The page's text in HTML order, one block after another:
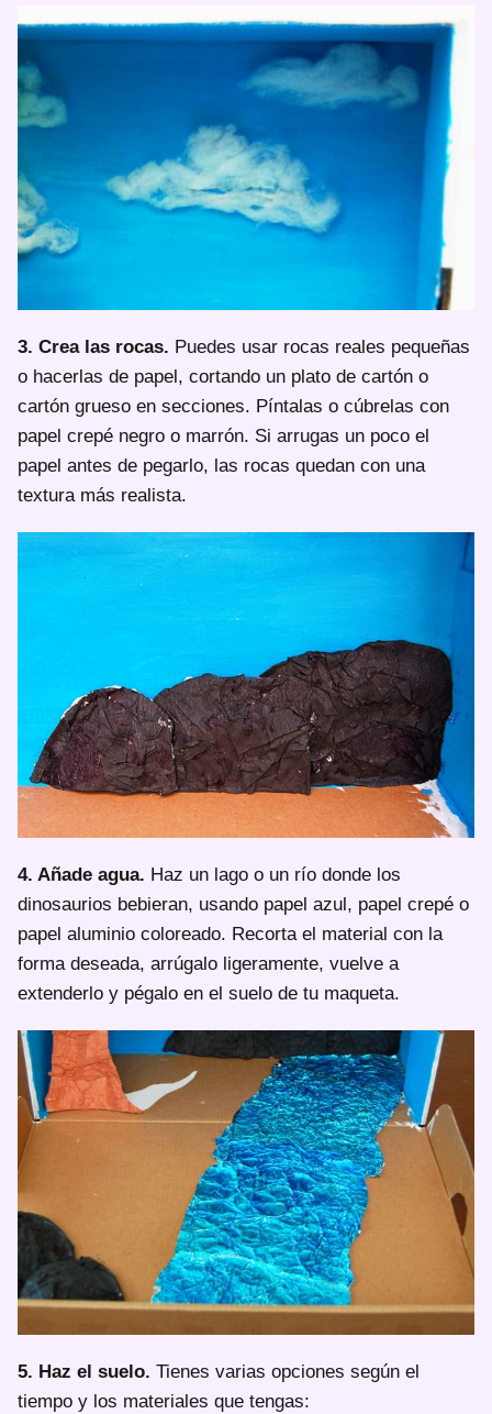
3. Crea las rocas. Puedes usar rocas reales pequeñas
o hacerlas de papel, cortando un plato de cartón o
cartón grueso en secciones. Píntalas o cúbrelas con
papel crepé negro o marrón. Si arrugas un poco el
papel antes de pegarlo, las rocas quedan con una
textura más realista.
4. Añade agua. Haz un lago o un río donde los
dinosaurios bebieran, usando papel azul, papel crepé o
papel aluminio coloreado. Recorta el material con la
forma deseada, arrúgalo ligeramente, vuelve a
extenderlo y pégalo en el suelo de tu maqueta.
5. Haz el suelo. Tienes varias opciones según el
tiempo y los materiales que tengas: